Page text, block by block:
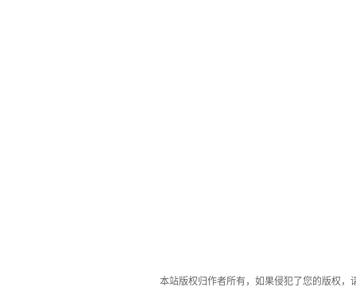
本站版权归作者所有，如果侵犯了您的版权